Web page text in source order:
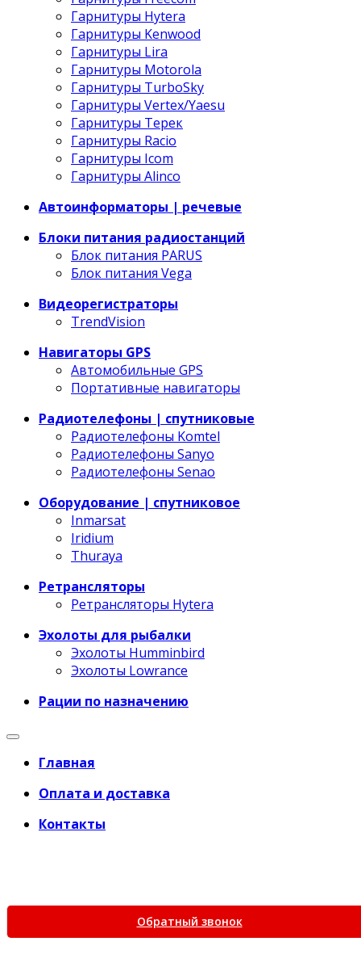
Гарнитуры Hytera
Гарнитуры Kenwood
Гарнитуры Lira
Гарнитуры Motorola
Гарнитуры TurboSky
Гарнитуры Vertex/Yaesu
Гарнитуры Терек
Гарнитуры Racio
Гарнитуры Icom
Гарнитуры Alinco
Автоинформаторы | речевые
Блоки питания радиостанций
Блок питания PARUS
Блок питания Vega
Видеорегистраторы
TrendVision
Навигаторы GPS
Автомобильные GPS
Портативные навигаторы
Радиотелефоны | спутниковые
Радиотелефоны Komtel
Радиотелефоны Sanyo
Радиотелефоны Senao
Оборудование | спутниковое
Inmarsat
Iridium
Thuraya
Ретрансляторы
Ретрансляторы Hytera
Эхолоты для рыбалки
Эхолоты Humminbird
Эхолоты Lowrance
Рации по назначению
Главная
Оплата и доставка
Контакты
Обратный звонок